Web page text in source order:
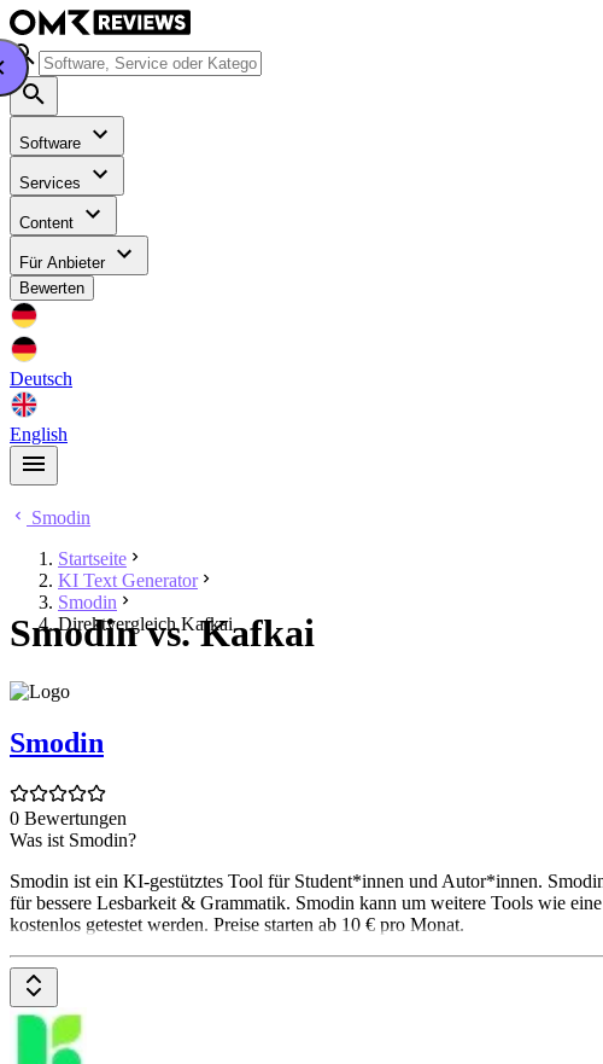
Software
Services
Content
Für Anbieter
Bewerten
Deutsch
English
Smodin
Startseite
KI Text Generator
Smodin
Direktvergleich Kafkai
Smodin vs. Kafkai
Smodin
0 Bewertungen
Was ist Smodin?
Smodin ist ein KI-gestütztes Tool für Student*innen und Autor*innen.
für bessere Lesbarkeit & Grammatik. Smodin kann um weitere Tools wie
kostenlos getestet werden. Preise starten ab 10 € pro Monat.